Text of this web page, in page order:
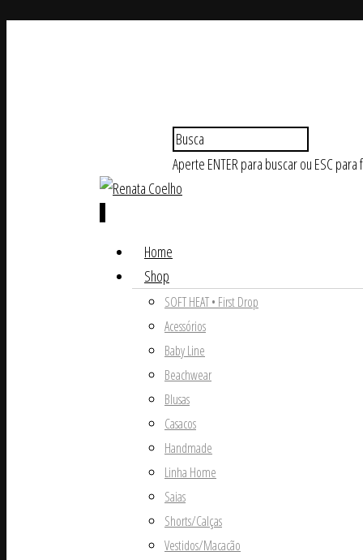
Aperte ENTER para buscar ou ESC para
Home
Shop
SOFT HEAT • First Drop
Acessórios
Baby Line
Beachwear
Blusas
Casacos
Handmade
Linha Home
Saias
Shorts/Calças
Vestidos/Macacão